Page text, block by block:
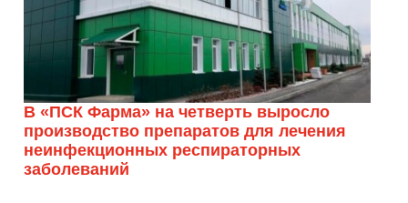
В «ПСК Фарма» на четверть выросло
производство препаратов для лечения
неинфекционных респираторных
заболеваний